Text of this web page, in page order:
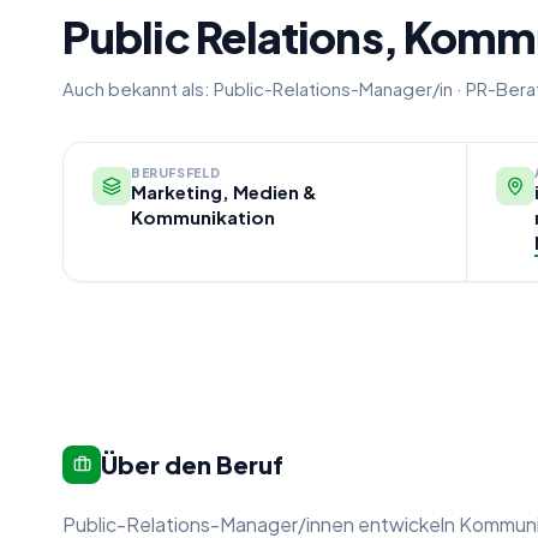
Public Relations,
Auch bekannt als: Public-Relations-Manager/in · PR-
BERUFSFELD
Marketing, Medien &
Kommunikation
Über den Beruf
Public-Relations-Manager/innen entwickeln